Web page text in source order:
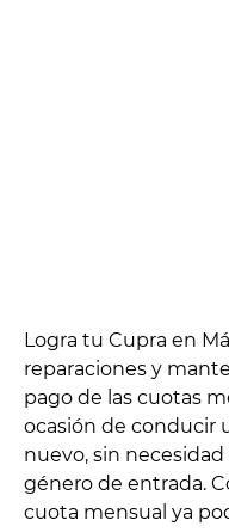
Logra tu Cupra en
reparaciones y
pago de las cuotas
ocasión de conducir
nuevo, sin
género de entrada.
cuota mensual ya